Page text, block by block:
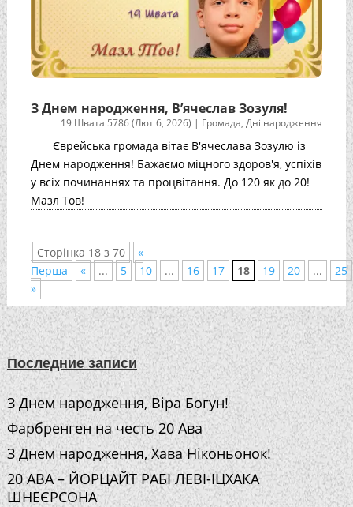
З Днем народження, В’ячеслав Зозуля!
19 Швата 5786 (Лют 6, 2026) | Громада,Дні народження
Єврейська громада вітає В'ячеслава Зозулю із
Днем народження! Бажаємо міцного здоров'я, успіхів
у всіх починаннях та процвітання. До 120 як до 20!
Мазл Тов!
Сторінка 18 з 70
«
Перша
« ... 5 10 ... 16 17 18 19 20 ...
25
»
Последние записи
З Днем народження, Віра Богун!
Фарбренген на честь 20 Ава
З Днем народження, Хава Ніконьонок!
20 АВА – ЙОРЦАЙТ РАБІ ЛЕВІ-ІЦХАКА
ШНЕЄРСОНА